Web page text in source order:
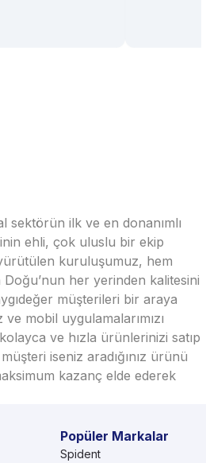
sektörün ilk ve en donanımlı
ehli, çok uluslu bir ekip
kuruluşumuz, hem
her yerinden kalitesini
müşterileri bir araya
mobil uygulamalarımızı
ve hızla ürünlerinizi satıp
iseniz aradığınız ürünü
kazanç elde ederek
Popüler Markalar
Spident